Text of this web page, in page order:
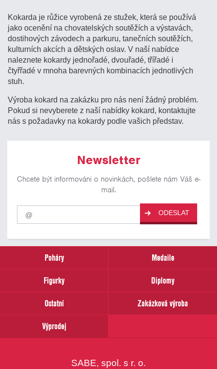
Kokarda je růžice vyrobená ze stužek, která se používá
jako ocenění na chovatelských soutěžích a výstavách,
dostihových závodech a parkuru, tanečních soutěžích,
kulturních akcích a dětských oslav. V naší nabídce
naleznete kokardy jednořadé, dvouřadé, třířadé i
čtyřřadé v mnoha barevných kombinacích jednotlivých
stuh.
Výroba kokard na zakázku pro nás není žádný problém.
Pokud si nevyberete z naší nabídky kokard, kontaktujte
nás s požadavky na kokardy podle vašich představ.
Newsletter
Chcete být informováni o novinkách, pošlete nám Váš e-
mail.
Pro
odběr
našich
email
ODESLAT
Poháry
Medaile
Figurky
Diplomy
Ostatní
Zakázková výroba
Výprodej
SABE, spol. s r. o.